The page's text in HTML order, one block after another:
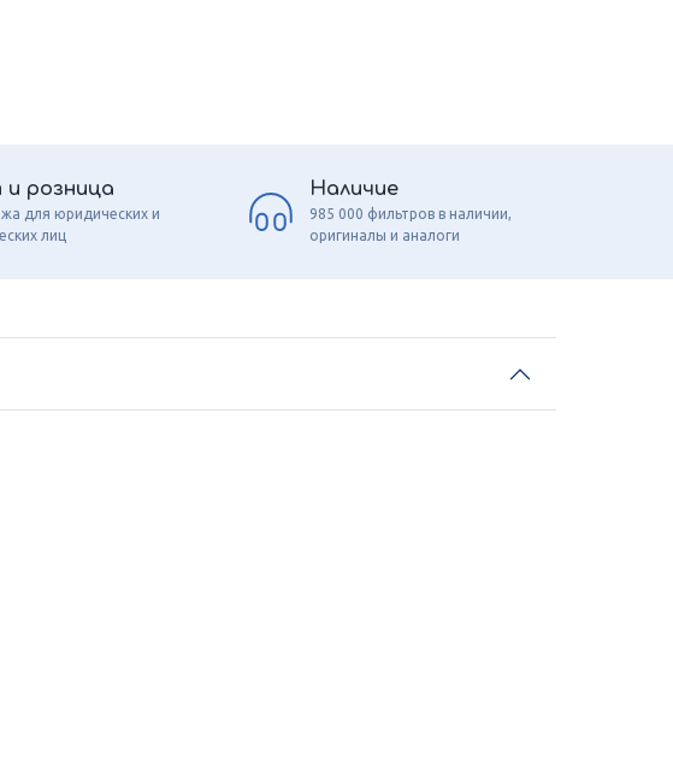
розница
для юридических и
лиц
Наличие
985 000 фильтров в наличии,
оригиналы и аналоги